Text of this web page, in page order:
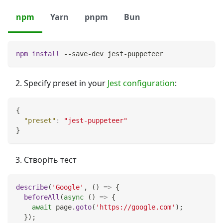
npm Yarn pnpm Bun
npm install --save-dev jest-puppeteer
Specify preset in your Jest configuration:
{
"preset" :
"jest-puppeteer"
}
Створіть тест
describe( 'Google' , ( ) => {
beforeAll (async ( ) => {
await page. goto( 'https://google.com' ) ;
}) ;